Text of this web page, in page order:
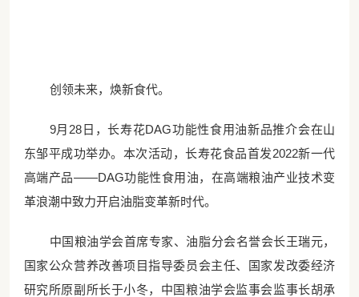
创领未来，焕新食代。
9月28日，长寿花DAG功能性食用油新品推介会在山
东邹平成功举办。本次活动，长寿花食品首发2022新一代
高端产品——DAG功能性食用油，在高端粮油产业技术变
革浪潮中致力开启油脂变革新时代。
中国粮油学会首席专家、油脂分会名誉会长王瑞元，
国家公众营养改善项目指导委员会主任、国家发改委经济
研究所原副所长于小冬，中国粮油学会监事会监事长胡承